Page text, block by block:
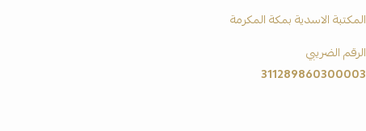
المكتبة الاسدية بمكة المكرمة
الرقم الضريبي
311289860300003